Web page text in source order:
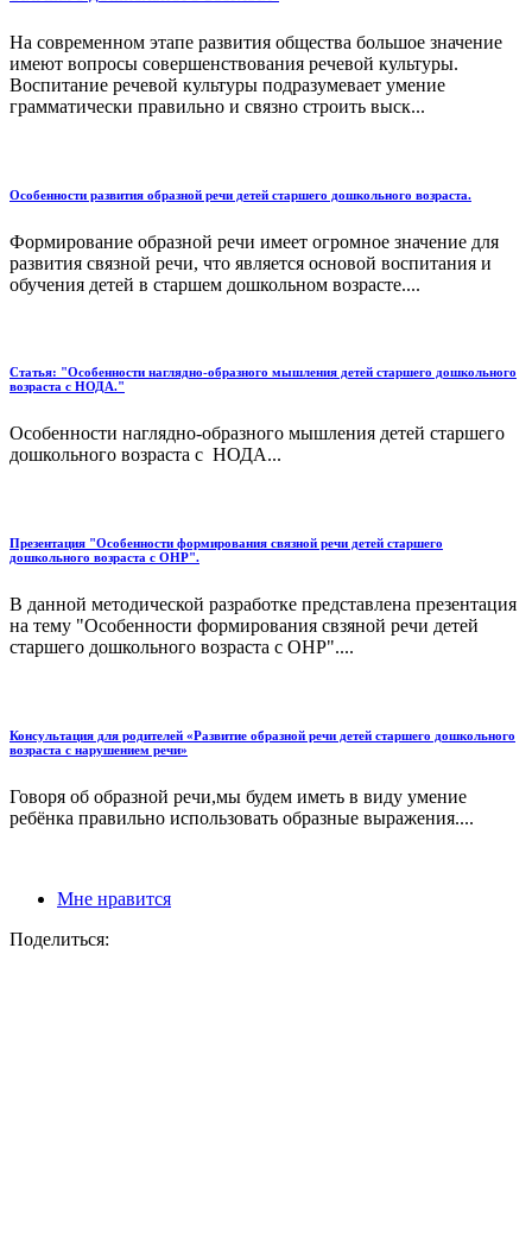
На современном этапе развития общества большое значение
имеют вопросы совершенствования речевой культуры.
Воспитание речевой культуры подразумевает умение
грамматически правильно и связно строить выск...
Особенности развития образной речи детей старшего дошкольного возраста.
Формирование образной речи имеет огромное значение для
развития связной речи, что является основой воспитания и
обучения детей в старшем дошкольном возрасте....
Статья: "Особенности наглядно-образного мышления детей старшего дошкольного
возраста с НОДА."
Особенности наглядно-образного мышления детей старшего
дошкольного возраста с НОДА...
Презентация "Особенности формирования связной речи детей старшего
дошкольного возраста с ОНР".
В данной методической разработке представлена презентация
на тему "Особенности формирования свзяной речи детей
старшего дошкольного возраста с ОНР"....
Консультация для родителей «Развитие образной речи детей старшего дошкольного
возраста с нарушением речи»
Говоря об образной речи,мы будем иметь в виду умение
ребёнка правильно использовать образные выражения....
Мне нравится
Поделиться: